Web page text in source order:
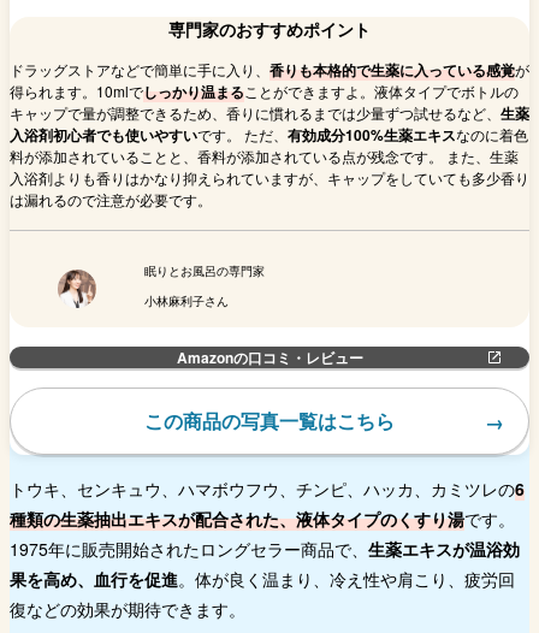
専門家のおすすめポイント
ドラッグストアなどで簡単に手に入り、 香りも本格的で生薬に入っている感覚が
得られます。10mlでしっかり温まる ことができますよ。液体タイプでボトルの
キャップで量が調整できるため、香りに慣れるまでは少量ずつ試せるなど、 生薬
入浴剤初心者でも使いやすいです。 ただ、 有効成分100%生薬エキスなのに着色
料が添加されていることと、香料が添加されている点が残念です。 また、生薬
入浴剤よりも香りはかなり抑えられていますが、キャップをしていても多少香り
は漏れるので注意が必要です。
眠りとお風呂の専門家
小林麻利子さん
Amazonの口コミ・レビュー
この商品の写真一覧はこちら
トウキ、センキュウ、ハマボウフウ、チンピ、ハッカ、カミツレの6
種類の生薬抽出エキスが配合された、液体タイプのくすり湯です。
1975年に販売開始されたロングセラー商品で、 生薬エキスが温浴効
果を高め、血行を促進。体が良く温まり、冷え性や肩こり、疲労回
復などの効果が期待できます。